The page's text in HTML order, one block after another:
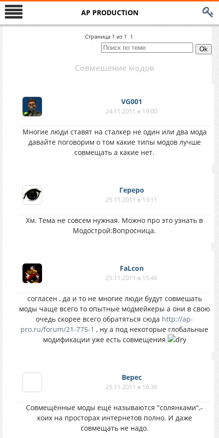
AP PRODUCTION
Страница 1 из 1 1
Совмешение модов
VG001
24.11.2011 в 19:00
Многие люди ставят на сталкер не один или два мода
давайте поговорим о том какие типы модов лучше
совмещать а какие нет.
Гереро
25.11.2011 в 13:11
Хм. Тема не совсем нужная. Можно про это узнать в
Модострой:Вопросница.
FaLcon
25.11.2011 в 15:46
согласен , да и то не многие люди будут совмешать
моды чаще всего то опытные модмейкеры а они в свою
очедь скорее всего обратяться сюда http://ap-
pro.ru/forum/21-775-1 , ну а под некоторые глобальные
модификации уже есть совмещения
Верес
25.11.2011 в 16:36
Совмещённые моды ещё называются "солянками",-
коих на просторах интернетов полно. И даже
совмещать не надо.